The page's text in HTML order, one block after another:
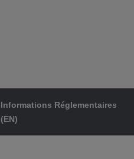
Informations Réglementaires
(EN)